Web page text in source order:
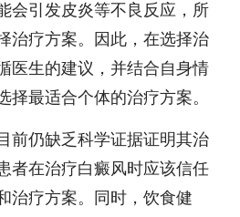
会引发皮炎等不良反应，所
治疗方案。因此，在选择治
医生的建议，并结合自身情
择最适合个体的治疗方案。
前仍缺乏科学证据证明其治
者在治疗白癜风时应该信任
治疗方案。同时，饮食健